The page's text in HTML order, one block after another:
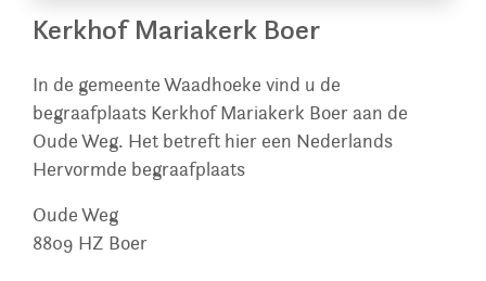
Kerkhof Mariakerk Boer
In de gemeente Waadhoeke vind u de
begraafplaats Kerkhof Mariakerk Boer aan de
Oude Weg. Het betreft hier een Nederlands
Hervormde begraafplaats
Oude Weg
8809 HZ Boer